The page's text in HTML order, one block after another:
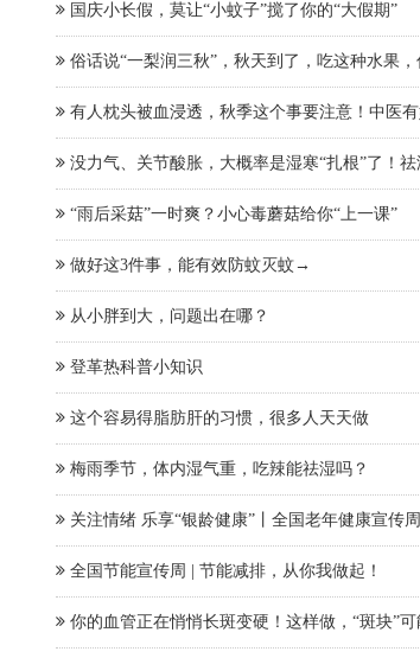
国庆小长假，莫让“小蚊子”搅了你的“大假期”
俗话说“一梨润三秋”，秋天到了，吃这种水果
有人枕头被血浸透，秋季这个事要注意！中医
没力气、关节酸胀，大概率是湿寒“扎根”了！
“雨后采菇”一时爽？小心毒蘑菇给你“上一课”
做好这3件事，能有效防蚊灭蚊→
从小胖到大，问题出在哪？
登革热科普小知识
这个容易得脂肪肝的习惯，很多人天天做
梅雨季节，体内湿气重，吃辣能祛湿吗？
关注情绪 乐享“银龄健康”丨全国老年健康宣传周
全国节能宣传周 | 节能减排，从你我做起！
你的血管正在悄悄长斑变硬！这样做，“斑块”